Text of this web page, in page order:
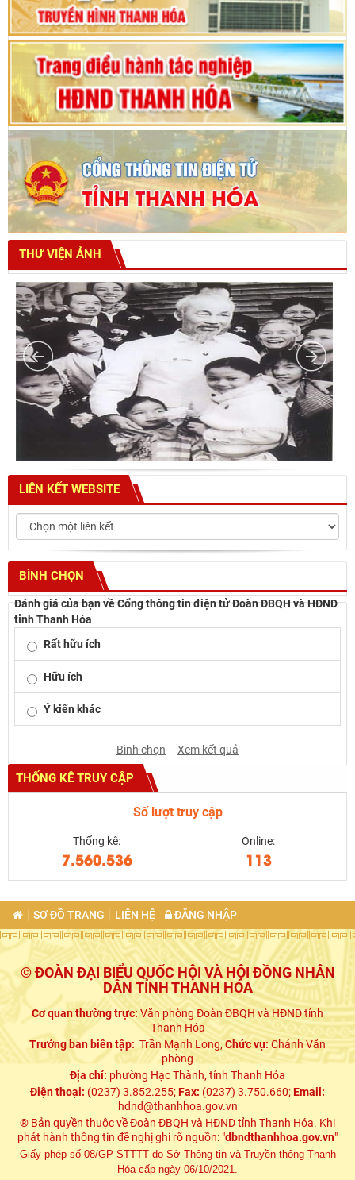
THƯ VIỆN ẢNH
LIÊN KẾT WEBSITE
BÌNH CHỌN
Đánh giá của bạn về Cổng thông tin điện tử Đoàn ĐBQH và HĐND
tỉnh Thanh Hóa
Rất hữu ích
Hữu ích
Ý kiến khác
Bình chọn Xem kết quả
THỐNG KÊ TRUY CẬP
Số lượt truy cập
Thống kê:
7.560.536
Online:
113
SƠ ĐỒ TRANG LIÊN HỆ ĐĂNG NHẬP
© ĐOÀN ĐẠI BIỂU QUỐC HỘI VÀ HỘI ĐỒNG NHÂN
DÂN TỈNH THANH HÓA
Cơ quan thường trực:Văn phòng Đoàn ĐBQH và HĐND tỉnh
Thanh Hóa
Trưởng ban biên tập: Trần Mạnh Long,Chức vụ:Chánh Văn
phòng
Địa chỉ: phường Hạc Thành, tỉnh Thanh Hóa
Điện thoại: (0237) 3.852.255;Fax: (0237) 3.750.660;Email:
hdnd@thanhhoa.gov.vn
® Bản quyền thuộc về Đoàn ĐBQH và HĐND tỉnh Thanh Hóa. Khi
phát hành thông tin đề nghị ghi rõ nguồn: "dbndthanhhoa.gov.vn"
Giấy phép số 08/GP-STTTT do Sở Thông tin và Truyền thông Thanh
Hóa cấp ngày 06/10/2021.